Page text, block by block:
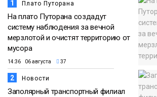
1 Плато Путорана
На плато Путорана создадут
систему наблюдения за вечной
мерзлотой и очистят территорию от
мусора
14:36 06 августа 37
2 Новости
Заполярный транспортный филиал